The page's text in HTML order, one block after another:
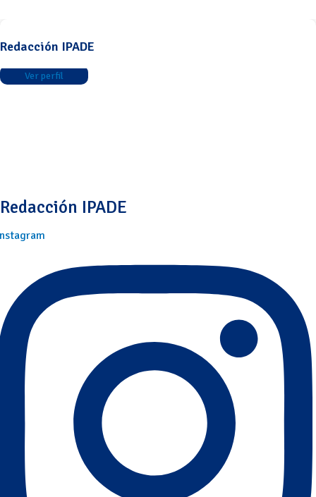
Redacción IPADE
Ver perfil
Redacción IPADE